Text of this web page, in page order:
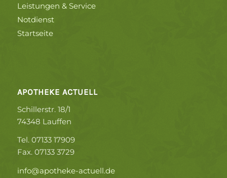
Leistungen & Service
Notdienst
Startseite
APOTHEKE ACTUELL
Schillerstr. 18/1
74348 Lauffen
Tel. 07133 17909
Fax. 07133 3729
info@apotheke-actuell.de